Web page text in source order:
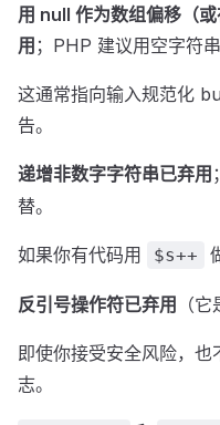
用 null 作为数组偏移（
用 ；PHP 建议用空字符串
这通常指向输入规范化
告。
递增非数字字符串已弃用
替。
如果你有代码用 $s++
反引号操作符已弃用 （
即使你接受安全风险，也
志。